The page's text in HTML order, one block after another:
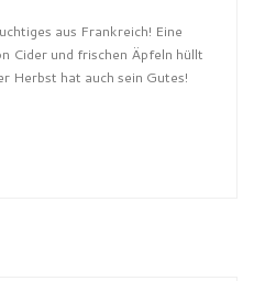
aus Frankreich! Eine
Cider und frischen Äpfeln hüllt
Herbst hat auch sein Gutes!